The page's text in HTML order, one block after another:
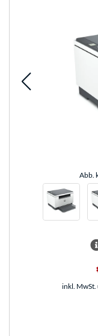
Abb.
inkl. MwSt.